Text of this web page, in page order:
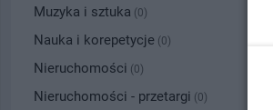
Muzyka i sztuka (0)
Nauka i korepetycje (0)
Nieruchomości (0)
Nieruchomości - przetargi (0)